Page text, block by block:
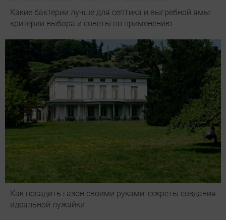
Какие бактерии лучше для септика и выгребной ямы:
критерии выбора и советы по применению
Как посадить газон своими руками: секреты создания
идеальной лужайки